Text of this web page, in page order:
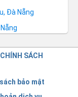
Đà Nẵng
CHÍNH SÁCH
bảo mật